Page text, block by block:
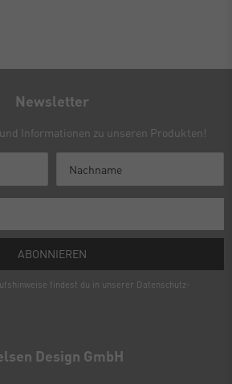
Design GmbH
Newsletter
Informationen zu unseren Produkten!
ABONNIEREN
findest du in unserer Daten­schutz­